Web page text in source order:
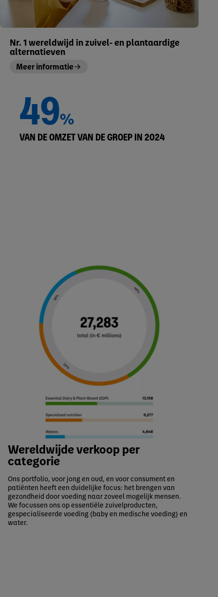
Nr. 1 wereldwijd in zuivel- en plantaardige
alternatieven
Meer informatie
49%
VAN DE OMZET VAN DE GROEP IN 2024
Wereldwijde verkoop per
categorie
Ons portfolio, voor jong en oud, en voor consument en
patiënten heeft een duidelijke focus: het brengen van
gezondheid door voeding naar zoveel mogelijk mensen.
We focussen ons op essentiële zuivelproducten,
gespecialiseerde voeding (baby en medische voeding) en
water.